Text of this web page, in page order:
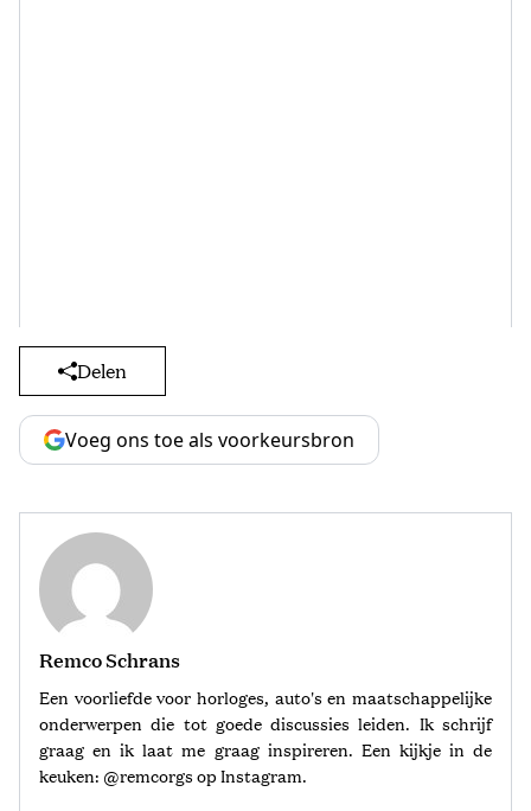
Delen
Voeg ons toe als voorkeursbron
Remco Schrans
Een voorliefde voor horloges, auto's en maatschappelijke
onderwerpen die tot goede discussies leiden. Ik schrijf
graag en ik laat me graag inspireren. Een kijkje in de
keuken: @remcorgs op Instagram.